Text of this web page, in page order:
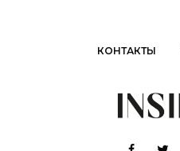
КОНТАКТЫ